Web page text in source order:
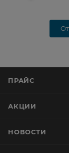
ПРАЙС
АКЦИИ
НОВОСТИ